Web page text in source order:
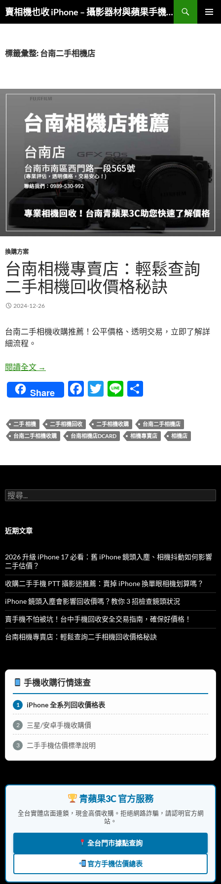
跳
至
內
賣相機也收 iPhone – 攝影器材與蘋果手機複合收購
搜
尋
標籤彙整: 台南二手相機店
換購方案
台南相機專賣店：輕鬆查詢
二手相機回收價格秘訣
2024-12-26
台南二手相機收購推薦！公平價格、透明交易，立即了解詳
細流程。
閱讀全文 台南相機專賣店：輕鬆查詢二手相機回收價格秘訣
→
Share
F
e
b
o
T
itt
er
Li
e
二手 相機 二手相機回收 二手相機收購
台南二手相機店
台南二手相機收購
台南相機店DCARD 相機專賣店 相機店
搜
尋
字:
近期文章
2026 升級 iPhone 17 必看：舊 iPhone 鏡頭入塵、相機抖動如何影響
二手估價？
收購二手手機 PTT 攝影迷推薦：賣掉 iPhone 換單眼相機划算嗎？
iPhone 鏡頭入塵會影響回收價嗎？教你 3 招檢查鏡頭狀況
賣手機不怕被坑！台中手機回收安全交易指南，確保好價格！
台南相機專賣店：輕鬆查詢二手相機回收價格秘訣
手機收購行情速查
1 iPhone 全系列回收價格表
2 三星/安卓手機收購價
3 二手手機估價標準說明
青蘋果3C 官方服務
全台實體店面連鎖，現金高價收購。拒絕網路詐騙，請認明官方網
站。
全台門市據點查詢
官方手機估價總表